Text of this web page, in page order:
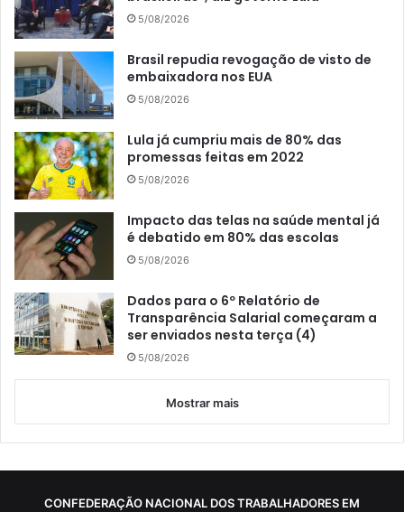
5/08/2026
Brasil repudia revogação de visto de
embaixadora nos EUA
5/08/2026
Lula já cumpriu mais de 80% das
promessas feitas em 2022
5/08/2026
Impacto das telas na saúde mental já
é debatido em 80% das escolas
5/08/2026
Dados para o 6º Relatório de
Transparência Salarial começaram a
ser enviados nesta terça (4)
5/08/2026
Mostrar mais
CONFEDERAÇÃO NACIONAL DOS TRABALHADORES EM